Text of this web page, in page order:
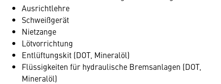
Ausrichtlehre
Schweißgerät
Nietzange
Lötvorrichtung
Entlüftungskit (DOT, Mineralöl)
Flüssigkeiten für hydraulische Bremsanlagen (DOT,
Mineralöl)